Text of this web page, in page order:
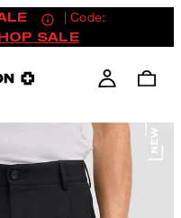
| Code:
SALE